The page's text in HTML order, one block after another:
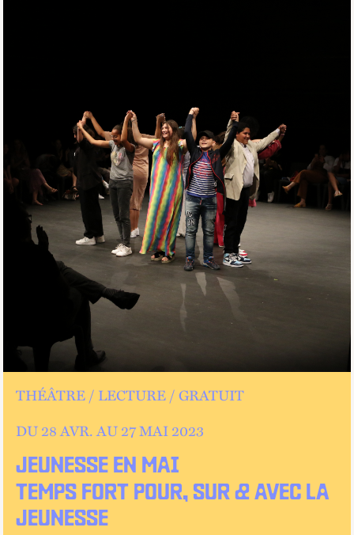
JEUNESSE EN MAI
TEMPS FORT POUR, SUR & AVEC LA
JEUNESSE
THÉÂTRE LECTURE GRATUIT
DU 28AVR.AU27 MAI 2023